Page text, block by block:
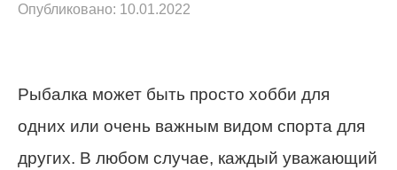
Опубликовано: 10.01.2022
Рыбалка может быть просто хобби для
одних или очень важным видом спорта для
других. В любом случае, каждый уважающий